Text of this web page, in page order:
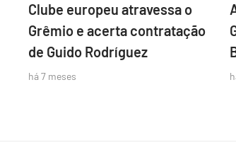
Clube europeu atravessa o
Grêmio e acerta contratação
de Guido Rodríguez
há 7 meses